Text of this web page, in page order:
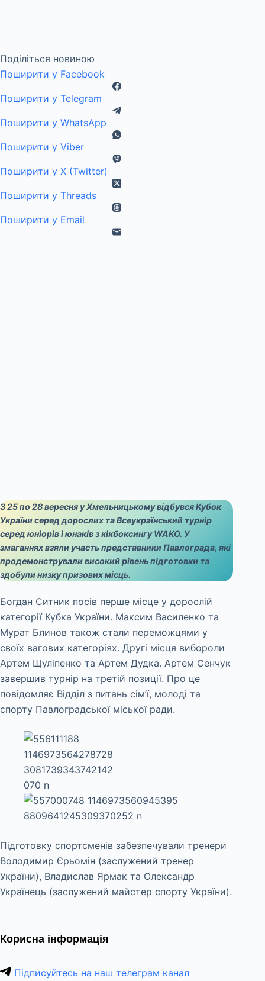
Поділіться новиною
Поширити у Facebook
Поширити у Telegram
Поширити у WhatsApp
Поширити у Viber
Поширити у X (Twitter)
Поширити у Threads
Поширити у Email
З 25 по 28 вересня у Хмельницькому відбувся Кубок
України серед дорослих та Всеукраїнський турнір
серед юніорів і юнаків з кікбоксингу WAKO. У
змаганнях взяли участь представники Павлограда, які
продемонстрували високий рівень підготовки та
здобули низку призових місць.
Богдан Ситник посів перше місце у дорослій
категорії Кубка України. Максим Василенко та
Мурат Блинов також стали переможцями у
своїх вагових категоріях. Другі місця вибороли
Артем Щуліпенко та Артем Дудка. Артем Сенчук
завершив турнір на третій позиції. Про це
повідомляє Відділ з питань сім’ї, молоді та
спорту Павлоградської міської ради.
Підготовку спортсменів забезпечували тренери
Володимир Єрьомін (заслужений тренер
України), Владислав Ярмак та Олександр
Українець (заслужений майстер спорту України).
Корисна інформація
Підписуйтесь на наш телеграм канал